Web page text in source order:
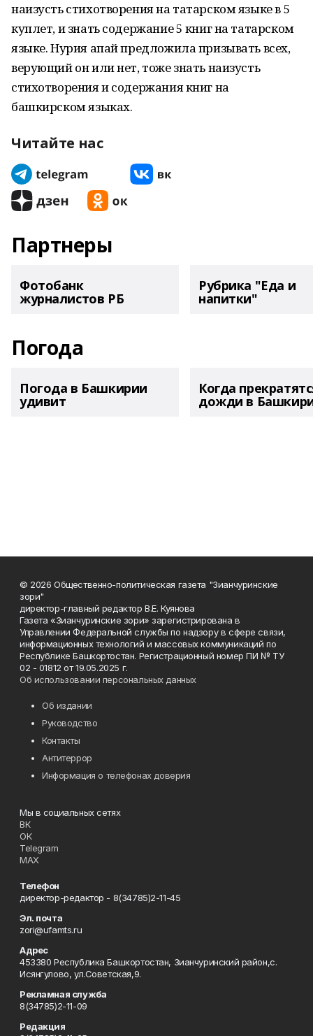
наизусть стихотворения на татарском языке в 5
куплет, и знать содержание 5 книг на татарском
языке. Нурия апай предложила призывать всех,
верующий он или нет, тоже знать наизусть
стихотворения и содержания книг на
башкирском языках.
Читайте нас
Партнеры
Фотобанк
журналистов РБ
Рубрика "Еда и
напитки"
Погода
Погода в Башкирии
удивит
Когда
дожди в
© 2026 Общественно-политическая газета "Зианчуринские
зори"
директор-главный редактор В.Е. Куянова
Газета «Зианчуринские зори» зарегистрирована в
Управлении Федеральной службы по надзору в сфере связи,
информационных технологий и массовых коммуникаций по
Республике Башкортостан. Регистрационный номер ПИ № ТУ
02 - 01812 от 19.05.2025 г.
Об использовании персональных данных
Об издании
Руководство
Контакты
Антитеррор
Информация о телефонах доверия
Мы в социальных сетях
ВК
ОК
Telegram
MAX
Телефон
директор-редактор - 8(34785)2-11-45
Эл. почта
zori@ufamts.ru
Адрес
453380 Республика Башкортостан, Зианчуринский район,с.
Исянгулово, ул.Советская,9.
Рекламная служба
8(34785)2-11-09
Редакция